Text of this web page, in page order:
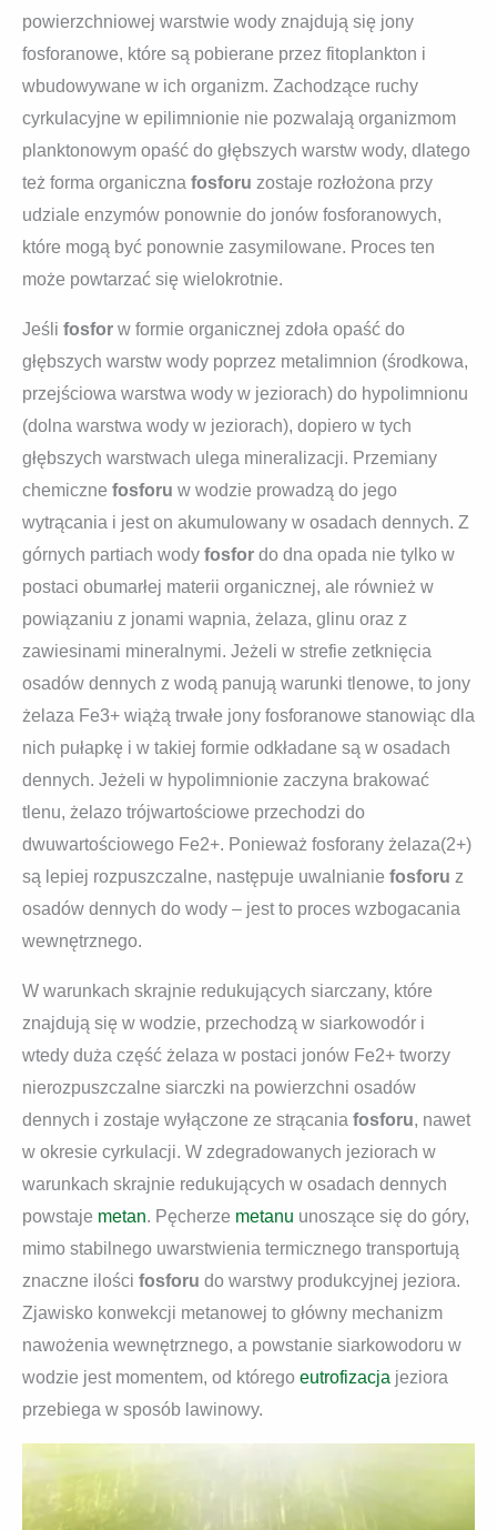
powierzchniowej warstwie wody znajdują się jony
fosforanowe, które są pobierane przez fitoplankton i
wbudowywane w ich organizm. Zachodzące ruchy
cyrkulacyjne w epilimnionie nie pozwalają organizmom
planktonowym opaść do głębszych warstw wody, dlatego
też forma organiczna fosforu zostaje rozłożona przy
udziale enzymów ponownie do jonów fosforanowych,
które mogą być ponownie zasymilowane. Proces ten
może powtarzać się wielokrotnie.
Jeśli fosfor w formie organicznej zdoła opaść do
głębszych warstw wody poprzez metalimnion (środkowa,
przejściowa warstwa wody w jeziorach) do hypolimnionu
(dolna warstwa wody w jeziorach), dopiero w tych
głębszych warstwach ulega mineralizacji. Przemiany
chemiczne fosforu w wodzie prowadzą do jego
wytrącania i jest on akumulowany w osadach dennych. Z
górnych partiach wody fosfor do dna opada nie tylko w
postaci obumarłej materii organicznej, ale również w
powiązaniu z jonami wapnia, żelaza, glinu oraz z
zawiesinami mineralnymi. Jeżeli w strefie zetknięcia
osadów dennych z wodą panują warunki tlenowe, to jony
żelaza Fe3+ wiążą trwałe jony fosforanowe stanowiąc dla
nich pułapkę i w takiej formie odkładane są w osadach
dennych. Jeżeli w hypolimnionie zaczyna brakować
tlenu, żelazo trójwartościowe przechodzi do
dwuwartościowego Fe2+. Ponieważ fosforany żelaza(2+)
są lepiej rozpuszczalne, następuje uwalnianie fosforu z
osadów dennych do wody – jest to proces wzbogacania
wewnętrznego.
W warunkach skrajnie redukujących siarczany, które
znajdują się w wodzie, przechodzą w siarkowodór i
wtedy duża część żelaza w postaci jonów Fe2+ tworzy
nierozpuszczalne siarczki na powierzchni osadów
dennych i zostaje wyłączone ze strącania fosforu, nawet
w okresie cyrkulacji. W zdegradowanych jeziorach w
warunkach skrajnie redukujących w osadach dennych
powstaje metan. Pęcherze metanu unoszące się do góry,
mimo stabilnego uwarstwienia termicznego transportują
znaczne ilości fosforu do warstwy produkcyjnej jeziora.
Zjawisko konwekcji metanowej to główny mechanizm
nawożenia wewnętrznego, a powstanie siarkowodoru w
wodzie jest momentem, od którego eutrofizacja jeziora
przebiega w sposób lawinowy.